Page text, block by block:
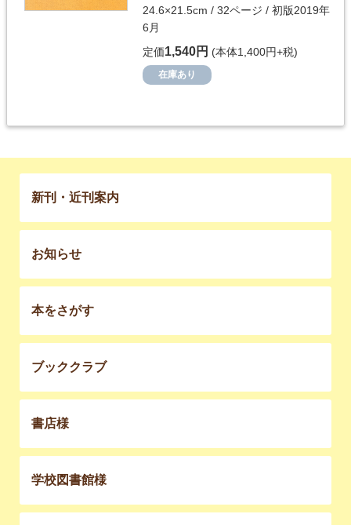
24.6×21.5cm / 32ページ / 初版2019年
6月
定価1,540円 (本体1,400円+税)
在庫あり
新刊・近刊案内
お知らせ
本をさがす
ブッククラブ
書店様
学校図書館様